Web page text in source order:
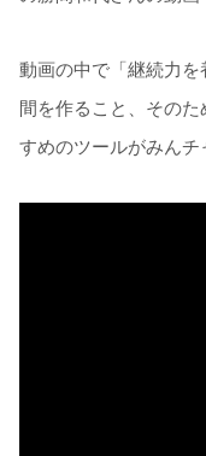
動画の中で「継続力
間を作ること、その
すめのツールがみんチ